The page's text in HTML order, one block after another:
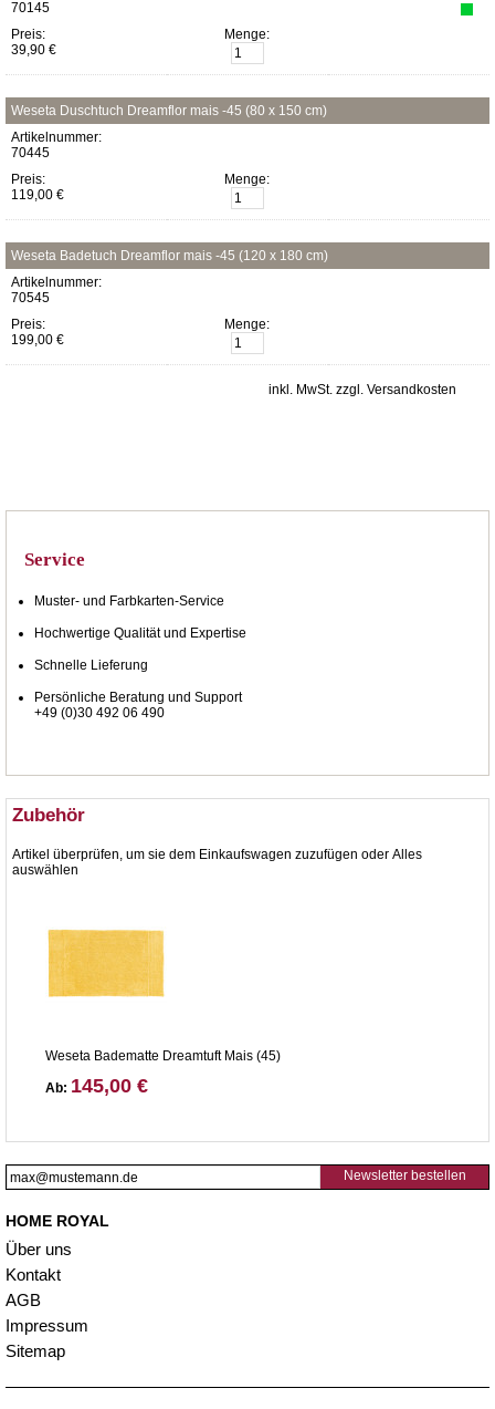
70145
Preis:
39,90 €
Menge:
Weseta Duschtuch Dreamflor mais -45 (80 x 150 cm)
Artikelnummer:
70445
Preis:
119,00 €
Menge:
Weseta Badetuch Dreamflor mais -45 (120 x 180 cm)
Artikelnummer:
70545
Preis:
199,00 €
Menge:
inkl. MwSt. zzgl. Versandkosten
Service
Muster- und Farbkarten-Service
Hochwertige Qualität und Expertise
Schnelle Lieferung
Persönliche Beratung und Support
+49 (0)30 492 06 490
Zubehör
Artikel überprüfen, um sie dem Einkaufswagen zuzufügen oder Alles
auswählen
Weseta Badematte Dreamtuft Mais (45)
Ab: 145,00 €
Newsletter bestellen
HOME ROYAL
Über uns
Kontakt
AGB
Impressum
Sitemap